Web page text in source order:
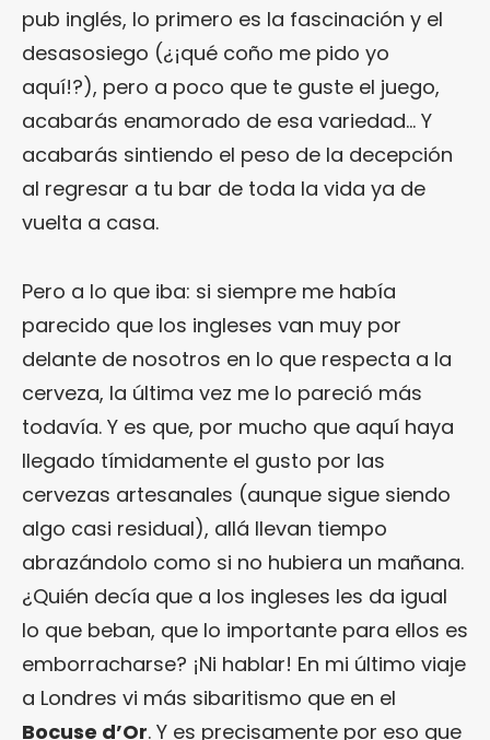
pub inglés, lo primero es la fascinación y el
desasosiego (¿¡qué coño me pido yo
aquí!?), pero a poco que te guste el juego,
acabarás enamorado de esa variedad… Y
acabarás sintiendo el peso de la decepción
al regresar a tu bar de toda la vida ya de
vuelta a casa.
Pero a lo que iba: si siempre me había
parecido que los ingleses van muy por
delante de nosotros en lo que respecta a la
cerveza, la última vez me lo pareció más
todavía. Y es que, por mucho que aquí haya
llegado tímidamente el gusto por las
cervezas artesanales (aunque sigue siendo
algo casi residual), allá llevan tiempo
abrazándolo como si no hubiera un mañana.
¿Quién decía que a los ingleses les da igual
lo que beban, que lo importante para ellos es
emborracharse? ¡Ni hablar! En mi último viaje
a Londres vi más sibaritismo que en el
Bocuse d’Or. Y es precisamente por eso que